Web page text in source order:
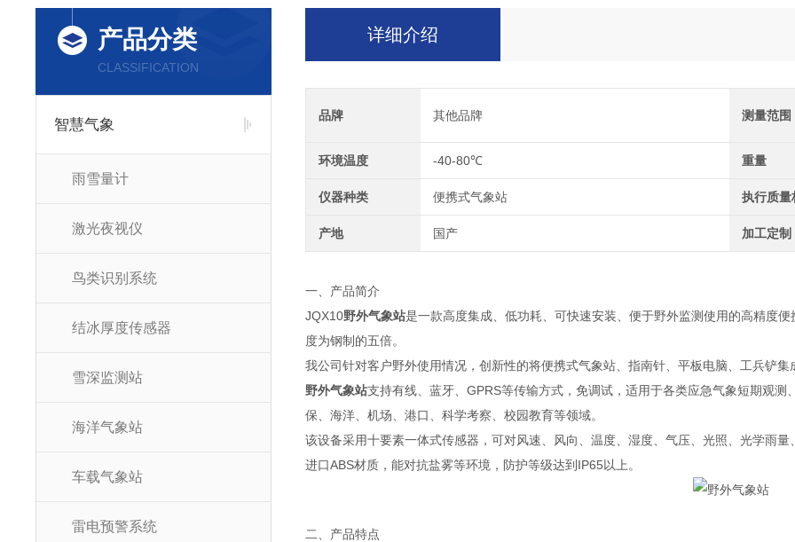
产品分类
CLASSIFICATION
智慧气象
雨雪量计
激光夜视仪
鸟类识别系统
结冰厚度传感器
雪深监测站
海洋气象站
车载气象站
雷电预警系统
详细介绍
品牌 其他品牌 测量范围
环境温度 -40-80℃ 重量
仪器种类 便携式气象站 执行质量
产地 国产 加工定制
一、产品简介
JQX10野外气象站是一款高度集成、低功耗、可快速安装、便于野外监测使用的高精度
度为钢制的五倍。
我公司针对客户野外使用情况，创新性的将便携式气象站、指南针、平板电脑、工兵铲
野外气象站支持有线、蓝牙、GPRS等传输方式，免调试，适用于各类应急气象短期观
保、海洋、机场、港口、科学考察、校园教育等领域。
该设备采用十要素一体式传感器，可对风速、风向、温度、湿度、气压、光照、光学雨
进口ABS材质，能对抗盐雾等环境，防护等级达到IP65以上。
二、产品特点